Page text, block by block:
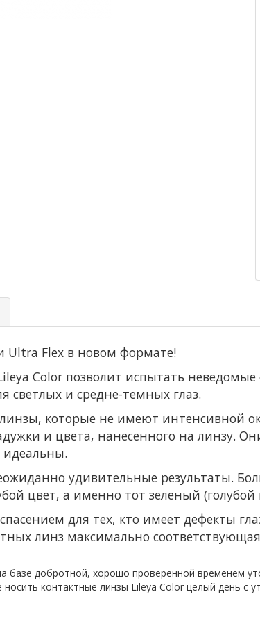
Flex в новом формате!
Color позволит испытать
светлых и средне-темных глаз.
которые не имеют интенсивной
и цвета, нанесенного на линзу.
идеальны.
удивительные результаты.
цвет, а именно тот зеленый
для тех, кто имеет дефекты
линз максимально
базе добротной, хорошо проверенной временем
контактные линзы Lileya Color целый день с